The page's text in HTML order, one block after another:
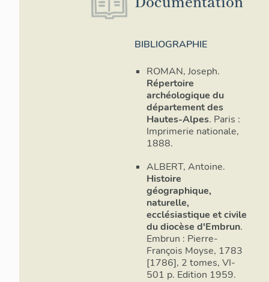
liturgiques
centre.
colombe.
- Le chœur
maître-
- La
et corniche
BIBLIOGRAPHIE
ROMAN, Joseph.
Répertoire
archéologique du
département des
Hautes-Alpes. Paris :
Imprimerie nationale,
1888.
ALBERT, Antoine.
Histoire
géographique,
naturelle,
ecclésiastique et civile
du diocèse d'Embrun.
Embrun : Pierre-
François Moyse, 1783
[1786], 2 tomes, VI-
501 p. Edition 1959.